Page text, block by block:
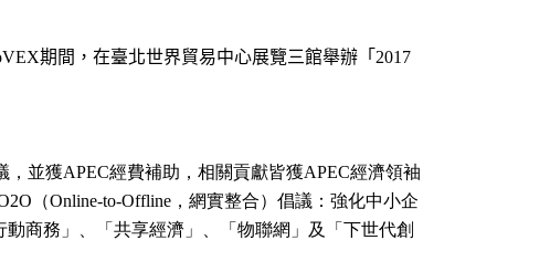
期間，在臺北世界貿易中心展覽三館舉辦「2017
，並獲APEC經費補助，相關貢獻皆獲APEC經濟領袖
（Online-to-Offline ，網實整合）倡議：強化中小企
商務」、「共享經濟」、「物聯網」及「下世代創